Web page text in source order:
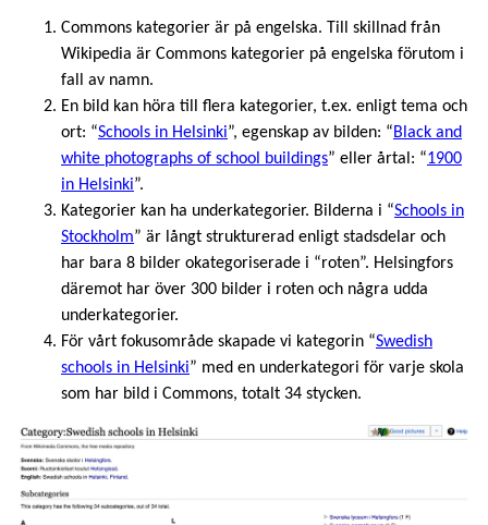
Commons kategorier är på engelska. Till skillnad från
Wikipedia är Commons kategorier på engelska förutom i
fall av namn.
En bild kan höra till flera kategorier, t.ex. enligt tema och
ort: “Schools in Helsinki”, egenskap av bilden: “Black and
white photographs of school buildings” eller årtal: “1900
in Helsinki”.
Kategorier kan ha underkategorier. Bilderna i “Schools in
Stockholm” är långt strukturerad enligt stadsdelar och
har bara 8 bilder okategoriserade i “roten”. Helsingfors
däremot har över 300 bilder i roten och några udda
underkategorier.
För vårt fokusområde skapade vi kategorin “Swedish
schools in Helsinki” med en underkategori för varje skola
som har bild i Commons, totalt 34 stycken.